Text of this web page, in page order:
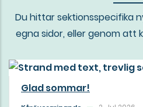
Du hittar sektionsspecifika
egna sidor, eller genom att
Glad sommar!